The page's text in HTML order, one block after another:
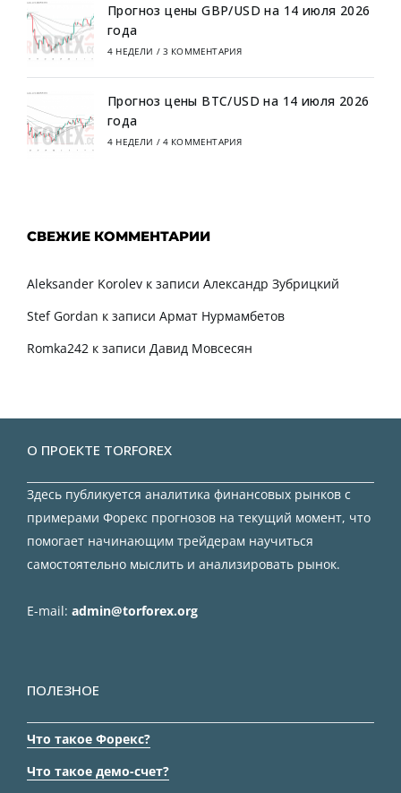
Прогноз цены GBP/USD на 14 июля 2026
года
4 НЕДЕЛИ / 3 КОММЕНТАРИЯ
Прогноз цены BTC/USD на 14 июля 2026
года
4 НЕДЕЛИ / 4 КОММЕНТАРИЯ
СВЕЖИЕ КОММЕНТАРИИ
Aleksander Korolev к записи Александр Зубрицкий
Stef Gordan к записи Армат Нурмамбетов
Romka242 к записи Давид Мовсесян
О ПРОЕКТЕ TORFOREX
Здесь публикуется аналитика финансовых рынков с
примерами Форекс прогнозов на текущий момент, что
помогает начинающим трейдерам научиться
самостоятельно мыслить и анализировать рынок.
E-mail: admin@torforex.org
ПОЛЕЗНОЕ
Что такое Форекс?
Что такое демо-счет?